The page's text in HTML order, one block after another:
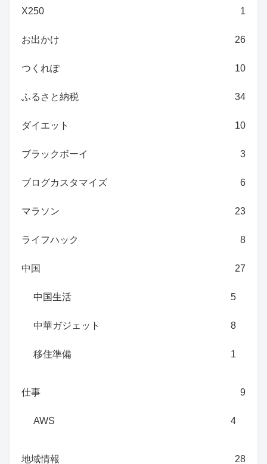
X250 1
お出かけ 26
つくれぽ 10
ふるさと納税 34
ダイエット 10
ブラックボーイ 3
ブログカスタマイズ 6
マラソン 23
ライフハック 8
中国 27
中国生活 5
中華ガジェット 8
移住準備 1
仕事 9
AWS 4
地域情報 28